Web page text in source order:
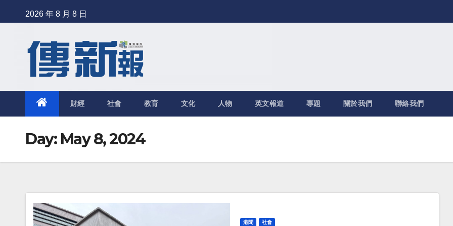
to
2026 年 8 月 8 日
財經 社會 教育 文化 人物 英文報道 專題 關於我們 聯絡我們
Day: May 8, 2024
港聞 社會